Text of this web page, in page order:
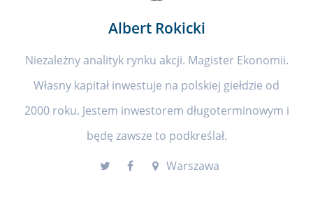
Albert Rokicki
Niezależny analityk rynku akcji. Magister Ekonomii.
Własny kapitał inwestuje na polskiej giełdzie od
2000 roku. Jestem inwestorem długoterminowym i
będę zawsze to podkreślał.
Warszawa